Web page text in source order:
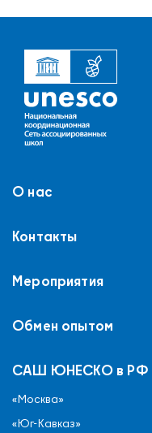
О нас
Контакты
Мероприятия
Обмен опытом
САШ ЮНЕСКО в РФ
«Москва»
«Юг-Кавказ»